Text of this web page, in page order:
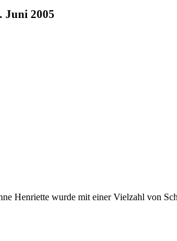
Juni 2005
Henriette wurde mit einer Vielzahl von